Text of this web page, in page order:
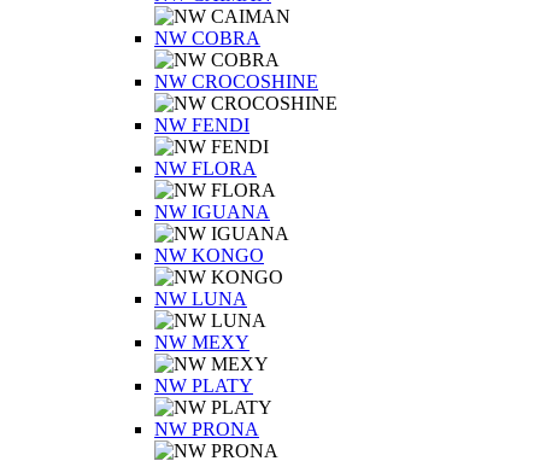
NW COBRA
NW CROCOSHINE
NW FENDI
NW FLORA
NW IGUANA
NW KONGO
NW LUNA
NW MEXY
NW PLATY
NW PRONA